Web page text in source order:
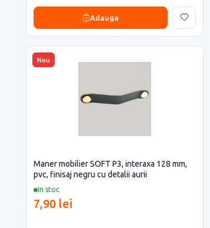
Adauga
Nou
In stoc
Maner mobilier SOFT P3, interaxa 128 mm,
pvc, finisaj negru cu detalii aurii
7,90 lei